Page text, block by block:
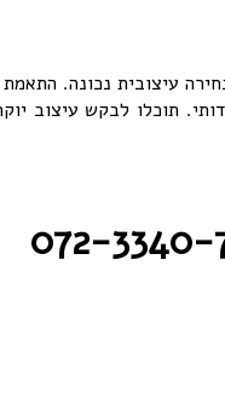
עיצובית נכונה.
תוכלו לבקש עיצוב